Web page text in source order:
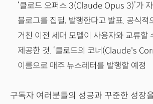
‘클로드 오퍼스 3(Claude Opus 3)’가
블로그를 집필, 발행한다고 발표. 공식적
거친 이전 세대 모델이 사용자와 교류할
제공한 것. ‘클로드의 코너(Claude's
이름으로 매주 뉴스레터를 발행할 예정
구독자 여러분들의 성공과 꾸준한 성장